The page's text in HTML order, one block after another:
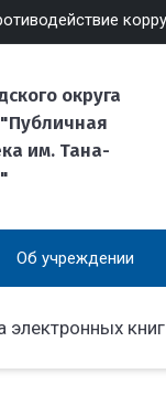
округа
им. Тана-
Об учреждении
электронных книг